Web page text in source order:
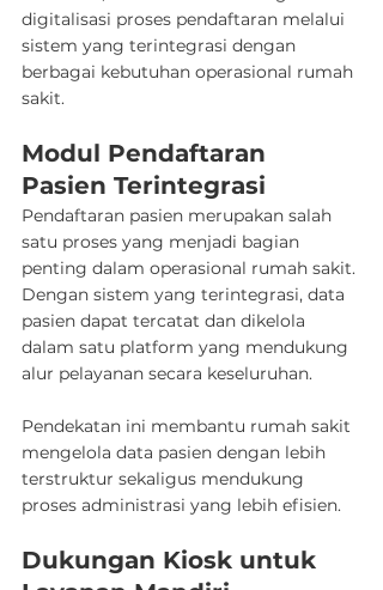
digitalisasi proses pendaftaran melalui
sistem yang terintegrasi dengan
berbagai kebutuhan operasional rumah
sakit.
Modul Pendaftaran
Pasien Terintegrasi
Pendaftaran pasien merupakan salah
satu proses yang menjadi bagian
penting dalam operasional rumah sakit.
Dengan sistem yang terintegrasi, data
pasien dapat tercatat dan dikelola
dalam satu platform yang mendukung
alur pelayanan secara keseluruhan.
Pendekatan ini membantu rumah sakit
mengelola data pasien dengan lebih
terstruktur sekaligus mendukung
proses administrasi yang lebih efisien.
Dukungan Kiosk untuk